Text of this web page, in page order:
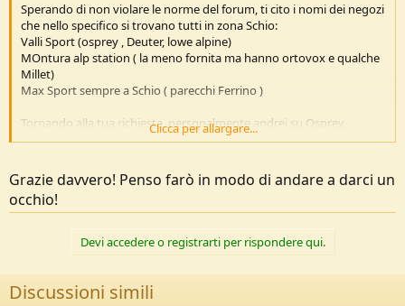
Sperando di non violare le norme del forum, ti cito i nomi dei negozi
che nello specifico si trovano tutti in zona Schio:
Valli Sport (osprey , Deuter, lowe alpine)
MOntura alp station ( la meno fornita ma hanno ortovox e qualche
Millet)
Max Sport sempre a Schio ( parecchi Ferrino )
Tornando alla tua richiesta, personalmente andrei su Osprey,
marchio che adoro ma la cosa è personale....
Clicca per allargare...
Grazie davvero! Penso farò in modo di andare a darci un
occhio!
Devi accedere o registrarti per rispondere qui.
Discussioni simili